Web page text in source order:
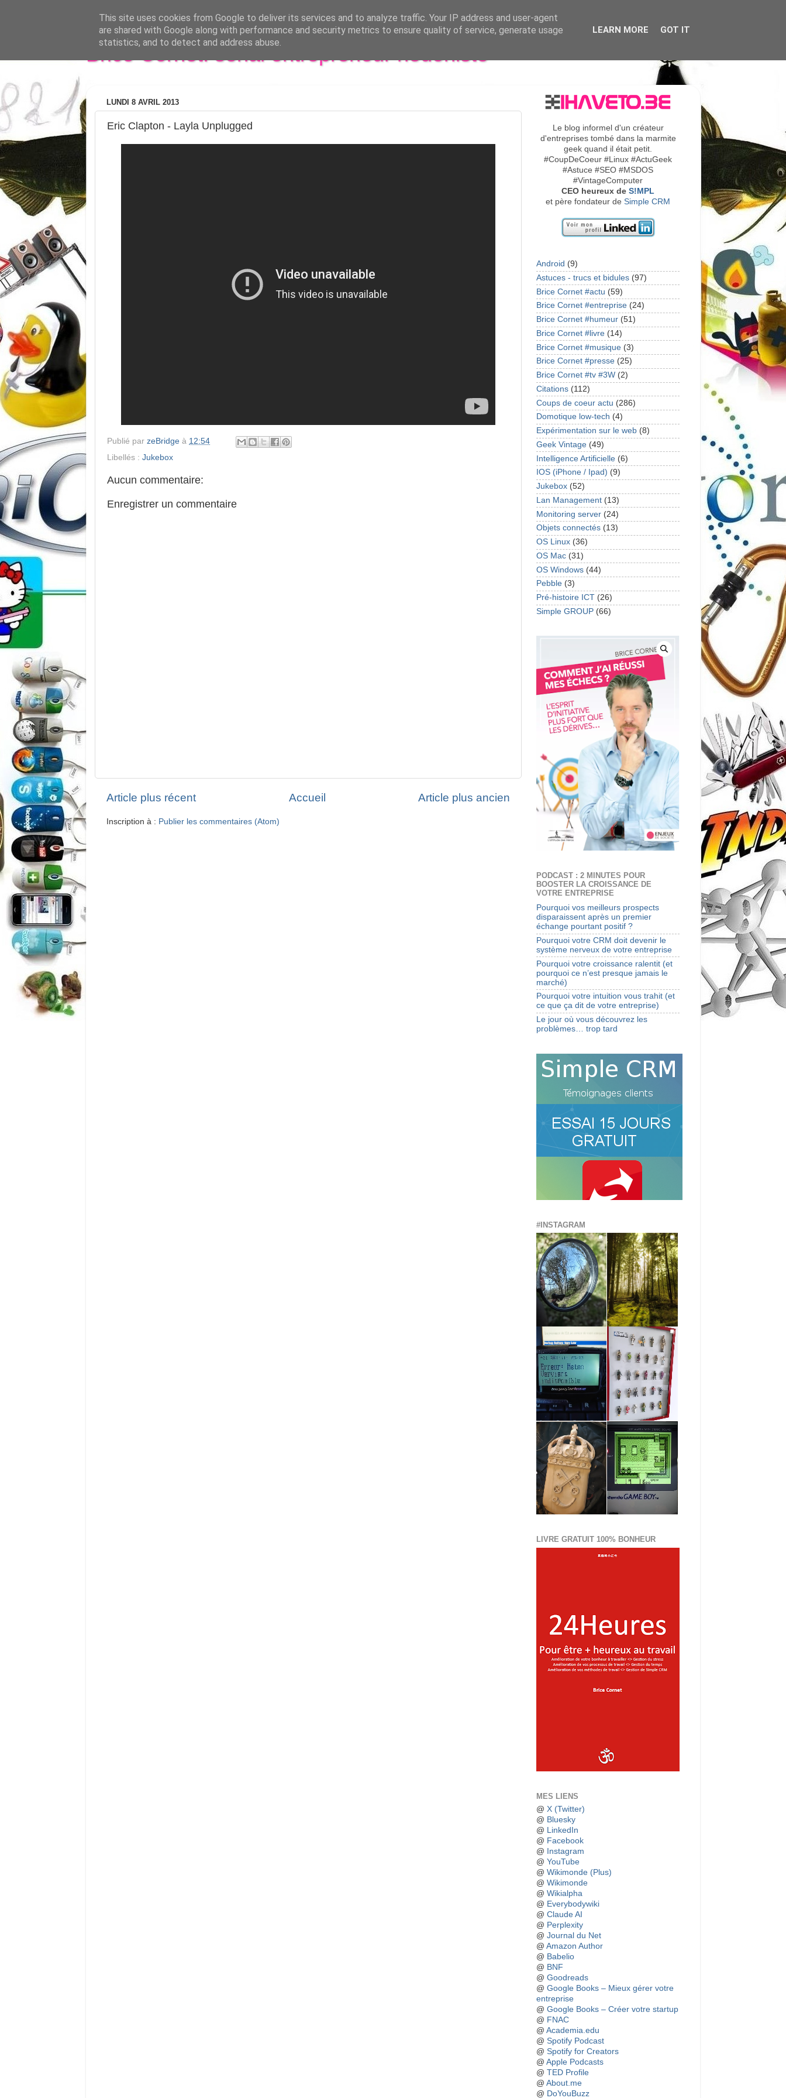
Brice Cornet: serial entrepreneur hédoniste
LUNDI 8 AVRIL 2013
Eric Clapton - Layla Unplugged
Publié par zeBridge à 12:54
Libellés : Jukebox
Aucun commentaire:
Enregistrer un commentaire
Article plus récent Article plus ancien
Accueil
Inscription à : Publier les commentaires (Atom)
Le blog informel d'un créateur
d'entreprises tombé dans la marmite
geek quand il était petit.
#CoupDeCoeur #Linux #ActuGeek
#Astuce #SEO #MSDOS
#VintageComputer
CEO heureux de S!MPL
et père fondateur de Simple CRM
Android (9)
Astuces - trucs et bidules (97)
Brice Cornet #actu (59)
Brice Cornet #entreprise (24)
Brice Cornet #humeur (51)
Brice Cornet #livre (14)
Brice Cornet #musique (3)
Brice Cornet #presse (25)
Brice Cornet #tv #3W (2)
Citations (112)
Coups de coeur actu (286)
Domotique low-tech (4)
Expérimentation sur le web (8)
Geek Vintage (49)
Intelligence Artificielle (6)
IOS (iPhone / Ipad) (9)
Jukebox (52)
Lan Management (13)
Monitoring server (24)
Objets connectés (13)
OS Linux (36)
OS Mac (31)
OS Windows (44)
Pebble (3)
Pré-histoire ICT (26)
Simple GROUP (66)
PODCAST : 2 MINUTES POUR
BOOSTER LA CROISSANCE DE
VOTRE ENTREPRISE
Pourquoi vos meilleurs prospects
disparaissent après un premier
échange pourtant positif ?
Pourquoi votre CRM doit devenir le
système nerveux de votre entreprise
Pourquoi votre croissance ralentit (et
pourquoi ce n’est presque jamais le
marché)
Pourquoi votre intuition vous trahit (et
ce que ça dit de votre entreprise)
Le jour où vous découvrez les
problèmes… trop tard
#INSTAGRAM
LIVRE GRATUIT 100% BONHEUR
MES LIENS
@ X (Twitter)
@ Bluesky
@ LinkedIn
@ Facebook
@
Instagram
@ YouTube
@ Wikimonde (Plus)
@ Wikimonde
@ Wikialpha
@ Everybodywiki
@ Claude AI
@ Perplexity
@ Journal du Net
@ Amazon Author
@ Babelio
@ BNF
@ Goodreads
@ Google Books – Mieux gérer votre
entreprise
@ Google Books – Créer votre startup
@ FNAC
@ Academia.edu
@ Spotify Podcast
@ Spotify for Creators
@ Apple Podcasts
@ TED Profile
@ About.me
@ DoYouBuzz
This site uses cookies from Google to deliver its services and to analyze traffic. Your IP address and user-agent
are shared with Google along with performance and security metrics to ensure quality of service, generate usage
statistics, and to detect and address abuse.
LEARN MORE GOT IT